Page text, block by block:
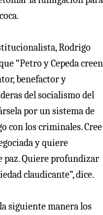
Rodrigo
“Petro y Cepeda creen
benefactor y
del socialismo del
por un sistema de
con los criminales. Cree
y quiere
paz. Quiere profundizar
claudicante”, dice.
siguiente manera los